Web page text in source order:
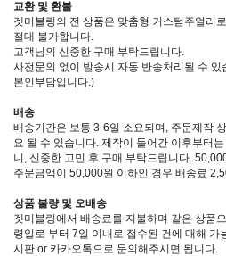
교환 및 환불
겟미블링의 전 상품은 맞춤형 커스텀주얼리
절대 불가합니다.
고객님의 신중한 구매 부탁드립니다.
사전문의 없이 발송시 자동 반송처리될 수
본인부담입니다.)
배송
배송기간은 보통 3-6일 소요되며, 주문제작
요 될 수 있습니다. 제작이 들어간 이후부터
니, 신중한 고민 후 구매 부탁드립니다.
주문금액이 50,000원 이하인 경우 배송료
상품 불량 및 오배송
겟미블링에서 배송료를 지불하며 같은 상품
령일로 부터 7일 이내로 접수된 건에 대해
시판 or 카카오톡으로 문의해주시면 됩니다.